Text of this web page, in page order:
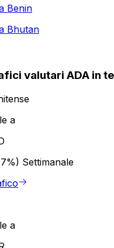
Benin
Bhutan
valutari ADA in
a
Settimanale
a